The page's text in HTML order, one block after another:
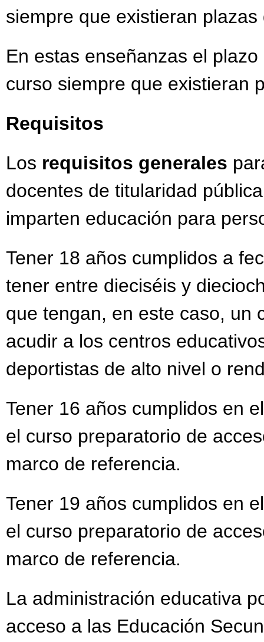
siempre que existieran plazas
En estas enseñanzas el
curso siempre que existieran
Requisitos
Los requisitos generales
docentes de titularidad
imparten educación para
Tener 18 años cumplidos a
tener entre dieciséis y
que tengan, en este caso, un
acudir a los centros
deportistas de alto nivel o
Tener 16 años cumplidos en
el curso preparatorio de
marco de referencia.
Tener 19 años cumplidos en
el curso preparatorio de
marco de referencia.
La administración educativa
acceso a las Educación